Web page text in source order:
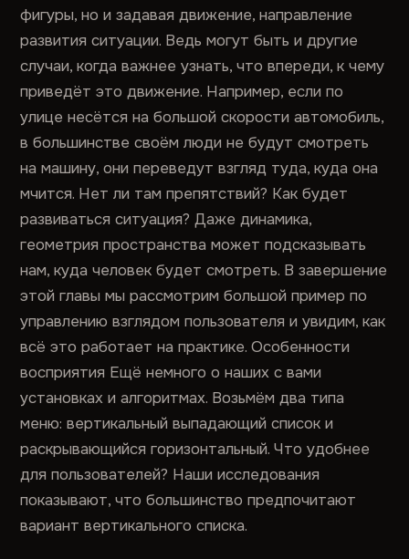
фигуры, но и задавая движение, направление
развития ситуации. Ведь могут быть и другие
случаи, когда важнее узнать, что впереди, к чему
приведёт это движение. Например, если по
улице несётся на большой скорости автомобиль,
в большинстве своём люди не будут смотреть
на машину, они переведут взгляд туда, куда она
мчится. Нет ли там препятствий? Как будет
развиваться ситуация? Даже динамика,
геометрия пространства может подсказывать
нам, куда человек будет смотреть. В завершение
этой главы мы рассмотрим большой пример по
управлению взглядом пользователя и увидим, как
всё это работает на практике. Особенности
восприятия Ещё немного о наших с вами
установках и алгоритмах. Возьмём два типа
меню: вертикальный выпадающий список и
раскрывающийся горизонтальный. Что удобнее
для пользователей? Наши исследования
показывают, что большинство предпочитают
вариант вертикального списка.